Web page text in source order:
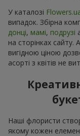
У каталозі
випадок. Збірна
донці, мамі, подрузі
на сторінках сайту.
вигідною ціною
асорті з квітів не
Наші флористи
якому кожен